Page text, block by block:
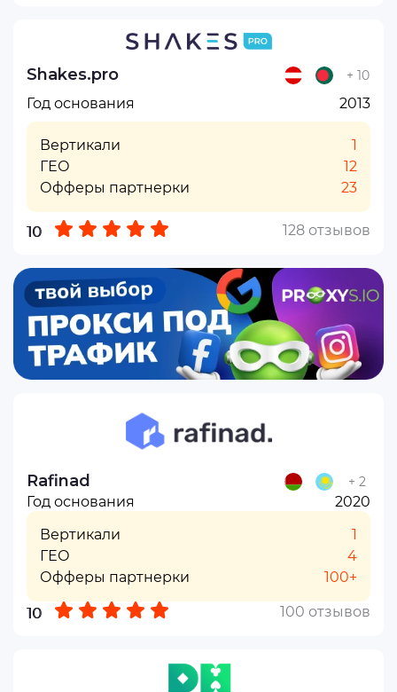
Shakes.pro + 10
Год основания 2013
Вертикали
1
ГЕО
12
Офферы партнерки
23
10 128 отзывов
Rafinad + 2
Год основания
2020
Вертикали
1
ГЕО
4
Офферы партнерки
100+
10 100 отзывов